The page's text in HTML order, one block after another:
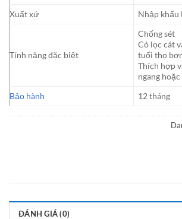
Xuất xứ Nhập khẩu
Tính năng đặc biệt
Chống sét
Có lọc cát
tuổi thọ
Thích hợp
ngang
Bảo hành
12 tháng
ĐÁNH GIÁ (0)